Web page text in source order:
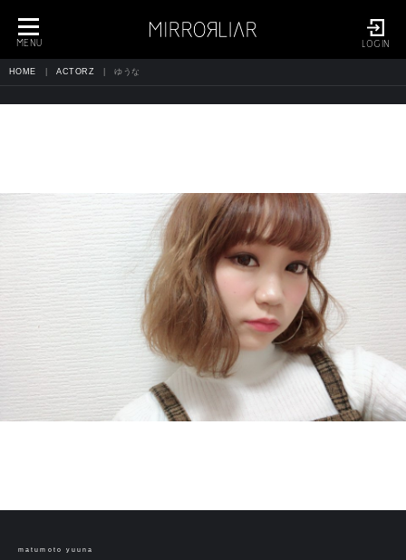
LOGIN
toggle
navigation
MENU
HOME ACTORZ ゆうな
matumoto yuuna